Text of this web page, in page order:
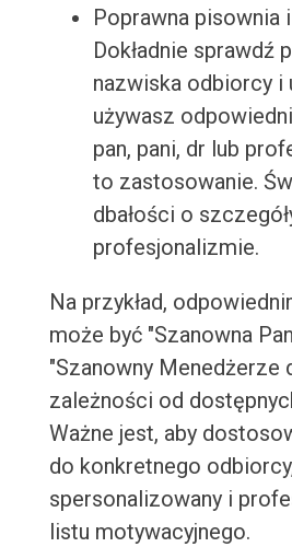
Poprawna pisownia i
Dokładnie sprawdź
nazwiska odbiorcy i
używasz
pan, pani, dr lub
to zastosowanie.
dbałości o
profesjonalizmie.
Na przykład,
może być "Szanowna
"Szanowny Menedżerze
zależności od
Ważne jest, aby
do konkretnego
spersonalizowany i
listu motywacyjnego.